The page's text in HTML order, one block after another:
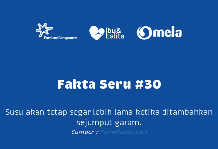
Fakta Seru #30
Susu akan tetap segar lebih lama ketika ditambahkan
sejumput garam.
Sumber :Farmflavor.com